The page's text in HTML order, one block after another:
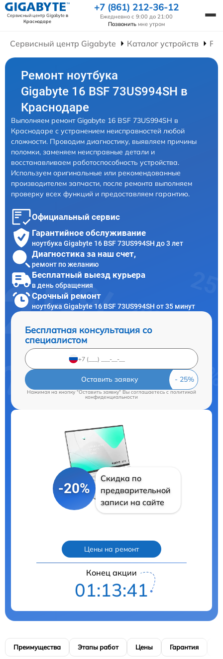
Сервисный центр Gigabyteв
Краснодаре
+7 (861) 212-36-12
Ежедневно с 9:00 до 21:00
Позвонить мне утром
Сервисный центр Gigabyte Каталог устройств
Ремонт ноутбука
Gigabyte 16 BSF 73US994SH в
Краснодаре
Выполняем ремонт Gigabyte 16 BSF 73US994SH в
Краснодаре с устранением неисправностей любой
сложности. Проводим диагностику, выявляем причины
поломки, заменяем неисправные детали и
восстанавливаем работоспособность устройства.
Используем оригинальные или рекомендованные
производителем запчасти, после ремонта выполняем
проверку всех функций и предоставляем гарантию.
Официальный сервис
Гарантийное обслуживание
ноутбука Gigabyte 16 BSF 73US994SH до 3 лет
Диагностика за наш счет,
ремонт по желанию
Бесплатный выезд курьера
в день обращения
Срочный ремонт
ноутбука Gigabyte 16 BSF 73US994SH от 35 минут
Бесплатная консультация со
специалистом
Оставить заявку
Нажимая на кнопку "Оставить заявку" Вы соглашаетесь cполитикой
конфиденциальности
-20%
Скидка по
предварительной
записи на сайте
Цены на ремонт
Конец акции
01:13:40
Преимущества Этапы работ Цены Гарантия